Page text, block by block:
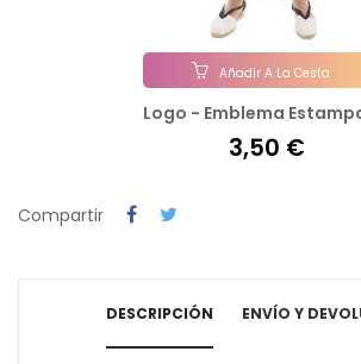
Añadir A La Cesta
Logo - Emblema
3,50 €
Compartir
DESCRIPCIÓN ENVÍO Y